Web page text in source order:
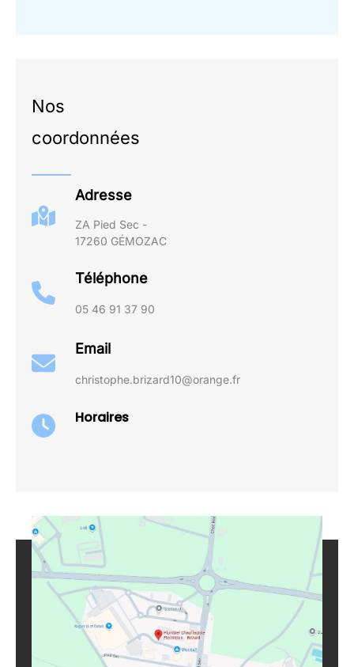
Nos
coordonnées
Adresse
ZA Pied Sec -
17260 GÉMOZAC
Téléphone
05 46 91 37 90
Email
christophe.brizard10@orange.fr
Horaires